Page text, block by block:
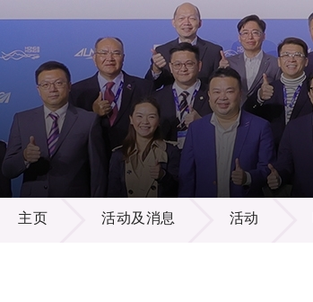
活动及消息
主页 活动及消息 活动